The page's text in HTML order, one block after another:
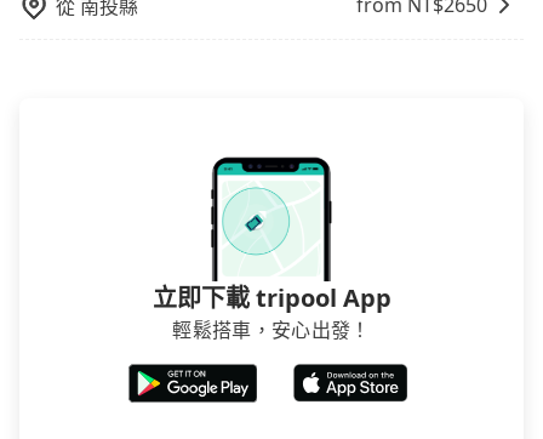
從 南投縣
立即下載 tripool App
輕鬆搭車，安心出發！